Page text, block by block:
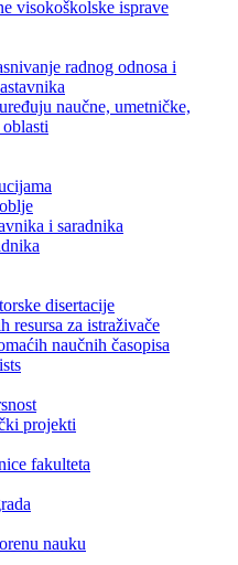
visokoškolske isprave
radnog odnosa i
naučne, umetničke,
i saradnika
disertacije
resursa za istraživače
naučnih časopisa
projekti
fakulteta
nauku